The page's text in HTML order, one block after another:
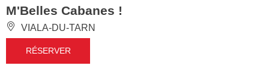
M'Belles Cabanes !
VIALA-DU-TARN
RÉSERVER